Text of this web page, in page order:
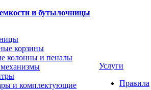
и бутылочницы
корзины
колонны и пеналы
и комплектующие
Услуги
Правила